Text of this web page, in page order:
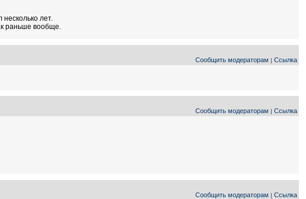
лет.
раньше вообще.
Сообщить модераторам | Ссылка
Сообщить модераторам | Ссылка
Сообщить модераторам | Ссылка